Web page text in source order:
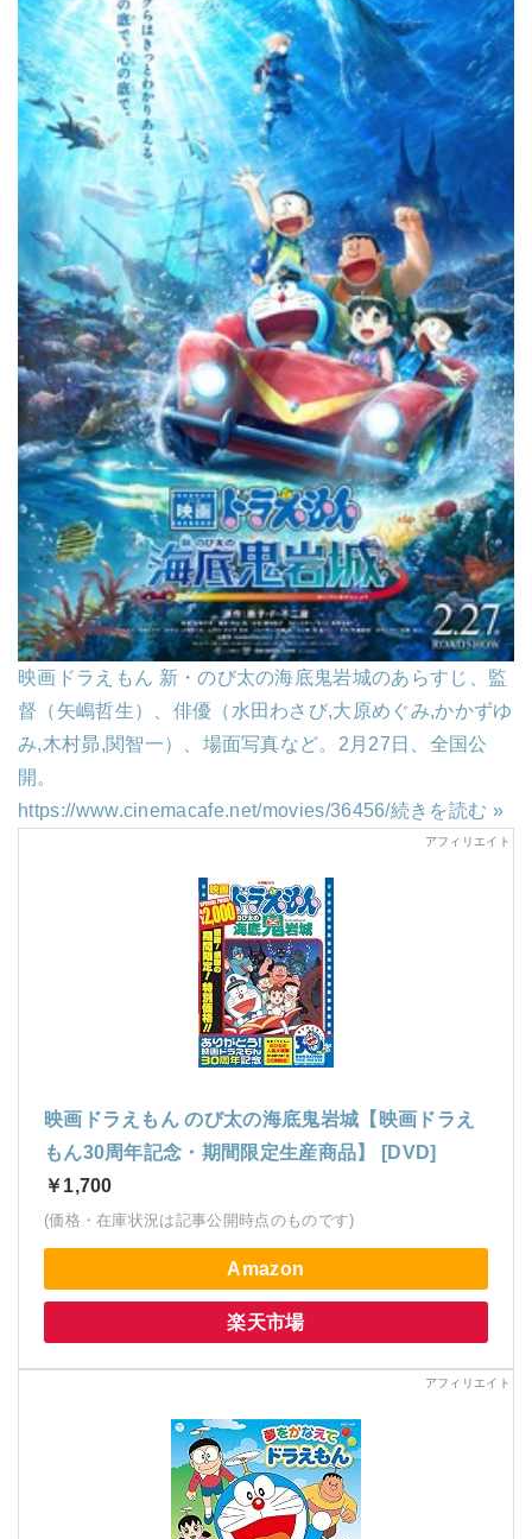
映画ドラえもん 新・のび太の海底鬼岩城のあらすじ、監
督（矢嶋哲生）、俳優（水田わさび,大原めぐみ,かかずゆ
み,木村昴,関智一）、場面写真など。2月27日、全国公
開。
https://www.cinemacafe.net/movies/36456/続きを読む »
映画ドラえもん のび太の海底鬼岩城【映画ドラえ
もん30周年記念・期間限定生産商品】 [DVD]
￥1,700
(価格・在庫状況は記事公開時点のものです)
Amazon
楽天市場